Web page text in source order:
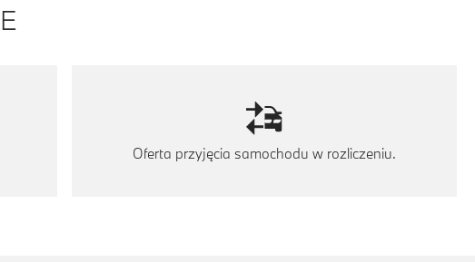
Oferta przyjęcia samochodu w rozliczeniu.